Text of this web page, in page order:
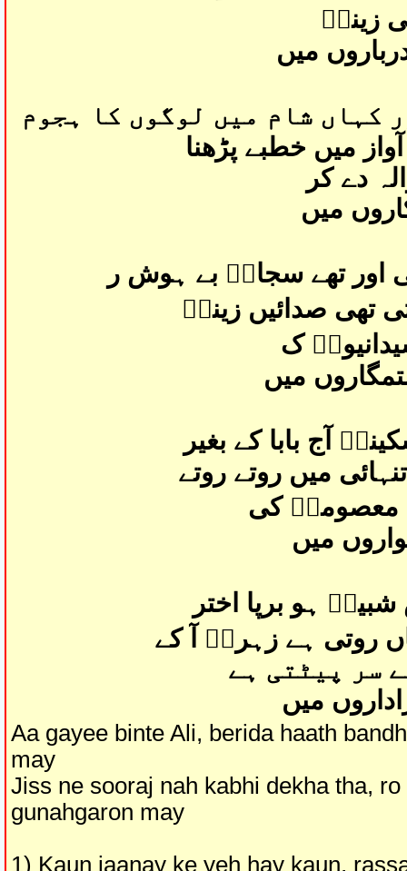
زینبؑ
میں
کہاں شام میں لوگوں کا ہجوم
میں خطبے پڑھنا
دے کر
میں
اور تھے سجادؑ بے ہوش ر
تھی صدائیں زینبؑ
ک
میں
آج بابا کے بغیر
میں روتے روتے
معصومہؑ کی
میں
ہو برپا اختر
روتی ہے زہراؑ آ کے
سر پیٹتی ہے
میں
Aa gayee binte Ali, berida haath
may
Jiss ne sooraj nah kabhi dekha tha,
gunahgaron may
1) Kaun jaanay ke yeh hay kaun,